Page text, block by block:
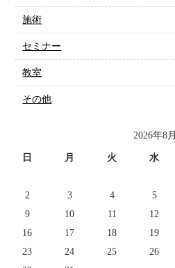
施術
セミナー
教室
その他
2026年8月
日 月 火 水
2
3 4 5
9
10 11 12
16
17 18 19
23
24 25 26